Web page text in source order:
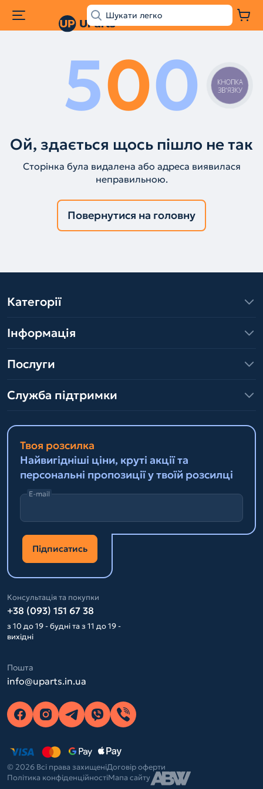
500
Ой, здається щось пішло не так
Сторінка була видалена або адреса виявилася
неправильною.
Повернутися на головну
Категорії
Інформація
Послуги
Служба підтримки
Твоя розсилка
Найвигідніші ціни, круті акції та
персональні пропозиції у твоїй розсилці
E-mail
Підписатись
Консультація та покупки
+38 (093) 151 67 38
з 10 до 19 - будні та з 11 до 19 -
вихідні
Пошта
info@uparts.in.ua
© 2026 Всі права захищеніДоговір оферти
Політика конфіденційностіМапа сайту
КНОПКА
ЗВ'ЯЗКУ